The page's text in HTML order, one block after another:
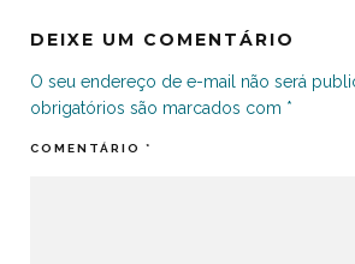
DEIXE UM COMENTÁRIO
O seu endereço de e-mail não será
obrigatórios são marcados com *
COMENTÁRIO *